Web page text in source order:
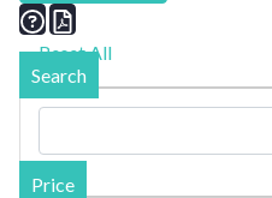
Reset All
Search
Price